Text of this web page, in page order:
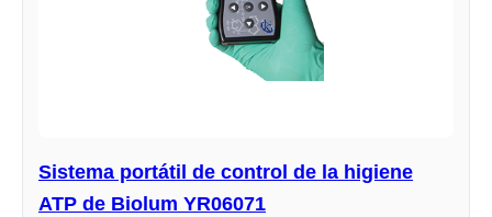
Sistema portátil de control de la higiene
ATP de Biolum YR06071